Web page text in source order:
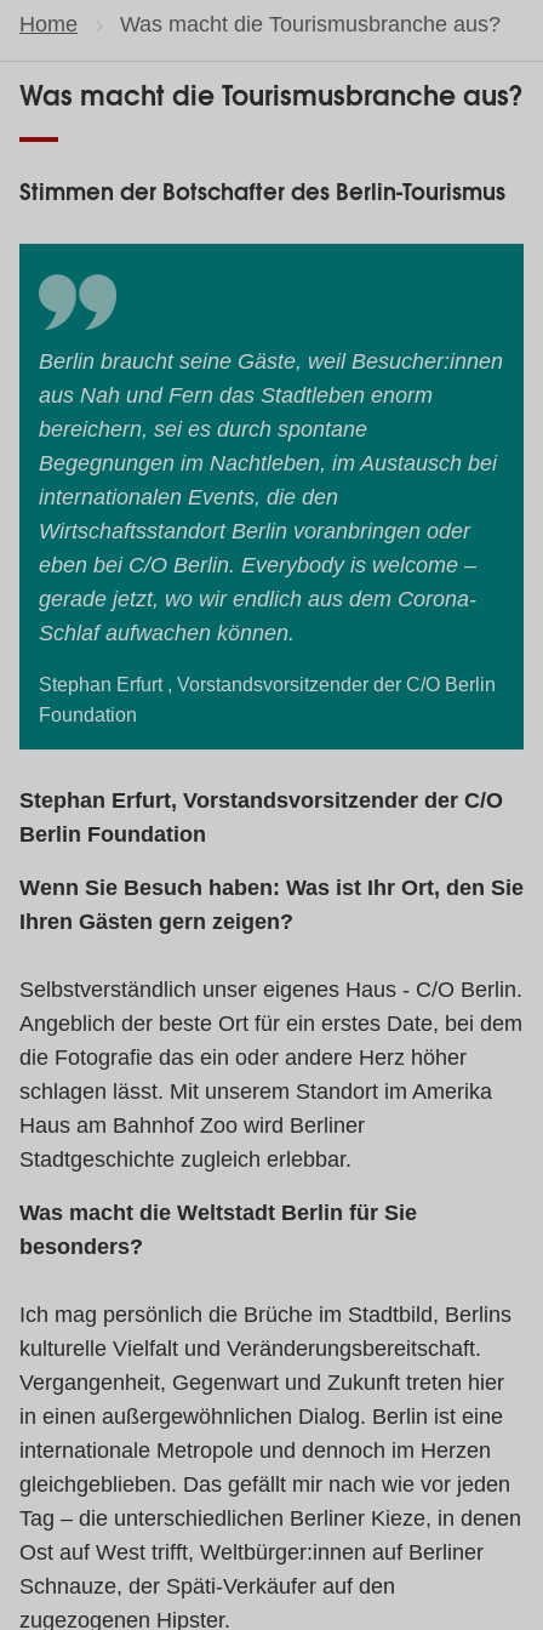
Home Current page:
Was macht die Tourismusbranche aus?
Was macht die Tourismusbranche aus?
Stimmen der Botschafter des Berlin-Tourismus
Berlin braucht seine Gäste, weil Besucher:innen
aus Nah und Fern das Stadtleben enorm
bereichern, sei es durch spontane
Begegnungen im Nachtleben, im Austausch bei
internationalen Events, die den
Wirtschaftsstandort Berlin voranbringen oder
eben bei C/O Berlin. Everybody is welcome –
gerade jetzt, wo wir endlich aus dem Corona-
Schlaf aufwachen können.
Stephan Erfurt , Vorstandsvorsitzender der C/O Berlin
Foundation
Stephan Erfurt, Vorstandsvorsitzender der C/O
Berlin Foundation
Wenn Sie Besuch haben: Was ist Ihr Ort, den Sie
Ihren Gästen gern zeigen?
Selbstverständlich unser eigenes Haus - C/O Berlin.
Angeblich der beste Ort für ein erstes Date, bei dem
die Fotografie das ein oder andere Herz höher
schlagen lässt. Mit unserem Standort im Amerika
Haus am Bahnhof Zoo wird Berliner
Stadtgeschichte zugleich erlebbar.
Was macht die Weltstadt Berlin für Sie
besonders?
Ich mag persönlich die Brüche im Stadtbild, Berlins
kulturelle Vielfalt und Veränderungsbereitschaft.
Vergangenheit, Gegenwart und Zukunft treten hier
in einen außergewöhnlichen Dialog. Berlin ist eine
internationale Metropole und dennoch im Herzen
gleichgeblieben. Das gefällt mir nach wie vor jeden
Tag – die unterschiedlichen Berliner Kieze, in denen
Ost auf West trifft, Weltbürger:innen auf Berliner
Schnauze, der Späti-Verkäufer auf den
zugezogenen Hipster.